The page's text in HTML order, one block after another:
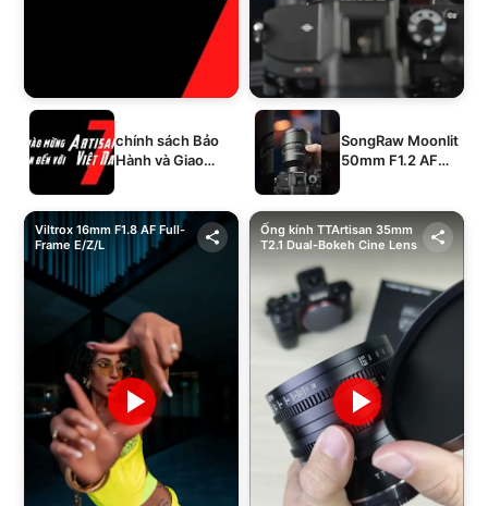
chính sách Bảo
Hành và Giao
SongRaw Moonlit
50mm F1.2 AF
Viltrox 16mm F1.8 AF Full-
Frame E/Z/L
Ống kính TTArtisan 35mm
T2.1 Dual-Bokeh Cine Lens